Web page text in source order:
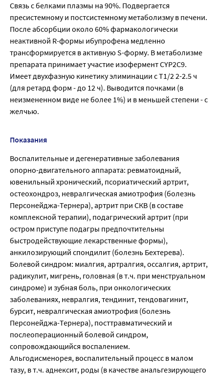
Связь с белками плазмы на 90%. Подвергается
пресистемному и постсистемному метаболизму в печени.
После абсорбции около 60% фармакологически
неактивной R-формы ибупрофена медленно
трансформируется в активную S-форму. В метаболизме
препарата принимает участие изофермент CYP2C9.
Имеет двухфазную кинетику элиминации с T1/2 2-2.5 ч
(для ретард форм - до 12 ч). Выводится почками (в
неизмененном виде не более 1%) и в меньшей степени - с
желчью.
Показания
Воспалительные и дегенеративные заболевания
опорно-двигательного аппарата: ревматоидный,
ювенильный хронический, псориатический артрит,
остеохондроз, невралгическая амиотрофия (болезнь
Персонейджа-Тернера), артрит при СКВ (в составе
комплексной терапии), подагрический артрит (при
остром приступе подагры предпочтительны
быстродействующие лекарственные формы),
анкилозирующий спондилит (болезнь Бехтерева).
Болевой синдром: миалгия, артралгия, оссалгия, артрит,
радикулит, мигрень, головная (в т.ч. при менструальном
синдроме) и зубная боль, при онкологических
заболеваниях, невралгия, тендинит, тендовагинит,
бурсит, невралгическая амиотрофия (болезнь
Персонейджа-Тернера), посттравматический и
послеоперационный болевой синдром,
сопровождающийся воспалением.
Альгодисменорея, воспалительный процесс в малом
тазу, в т.ч. аднексит, роды (в качестве анальгезирующего